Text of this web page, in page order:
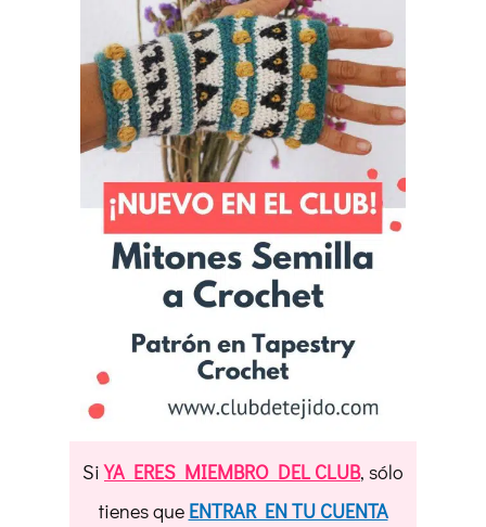
SiYA ERES MIEMBRO DEL CLUB, sólo
tienes que ENTRAR EN TU CUENTA